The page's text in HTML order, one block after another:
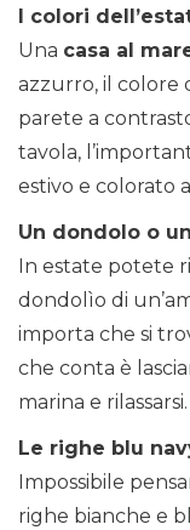
I colori
Una casa al
azzurro, il colore
parete a
tavola,
estivo e colorato
Un dondolo o
In estate potete
dondolìo di
importa che si
che conta è
marina e rilassarsi.
Le righe blu
Impossibile
righe bianche e